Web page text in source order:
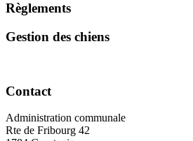
Règlements
Gestion des chiens
Contact
Administration communale
Rte de Fribourg 42